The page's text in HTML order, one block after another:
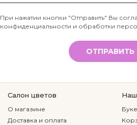
Телефон
*
При нажатии кнопки "Отправить" Вы
конфиденциальности и обработки
ОТПРАВИТЬ
Салон цветов
О магазине
Доставка и оплата
Наш